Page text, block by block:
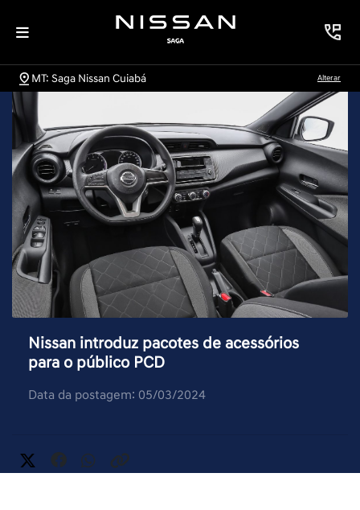
MT: Saga Nissan Cuiabá Alterar
Nissan introduz pacotes de acessórios
para o público PCD
Data da postagem: 05/03/2024